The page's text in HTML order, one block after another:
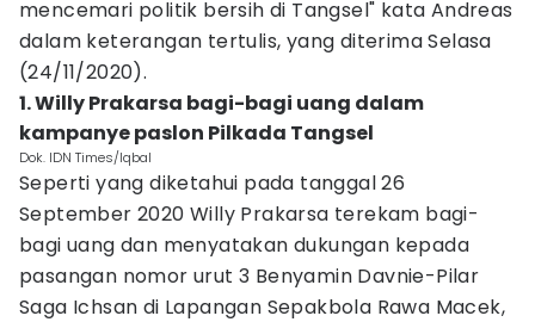
mencemari politik bersih di Tangsel" kata Andreas
dalam keterangan tertulis, yang diterima Selasa
(24/11/2020).
1. Willy Prakarsa bagi-bagi uang dalam
kampanye paslon Pilkada Tangsel
Dok. IDN Times/Iqbal
Seperti yang diketahui pada tanggal 26
September 2020 Willy Prakarsa terekam bagi-
bagi uang dan menyatakan dukungan kepada
pasangan nomor urut 3 Benyamin Davnie-Pilar
Saga Ichsan di Lapangan Sepakbola Rawa Macek,